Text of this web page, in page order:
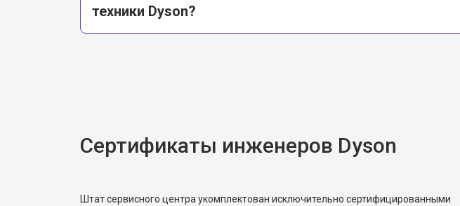
техники Dyson?
Сертификаты инженеров Dyson
Штат сервисного центра укомплектован исключительно сертифицированными